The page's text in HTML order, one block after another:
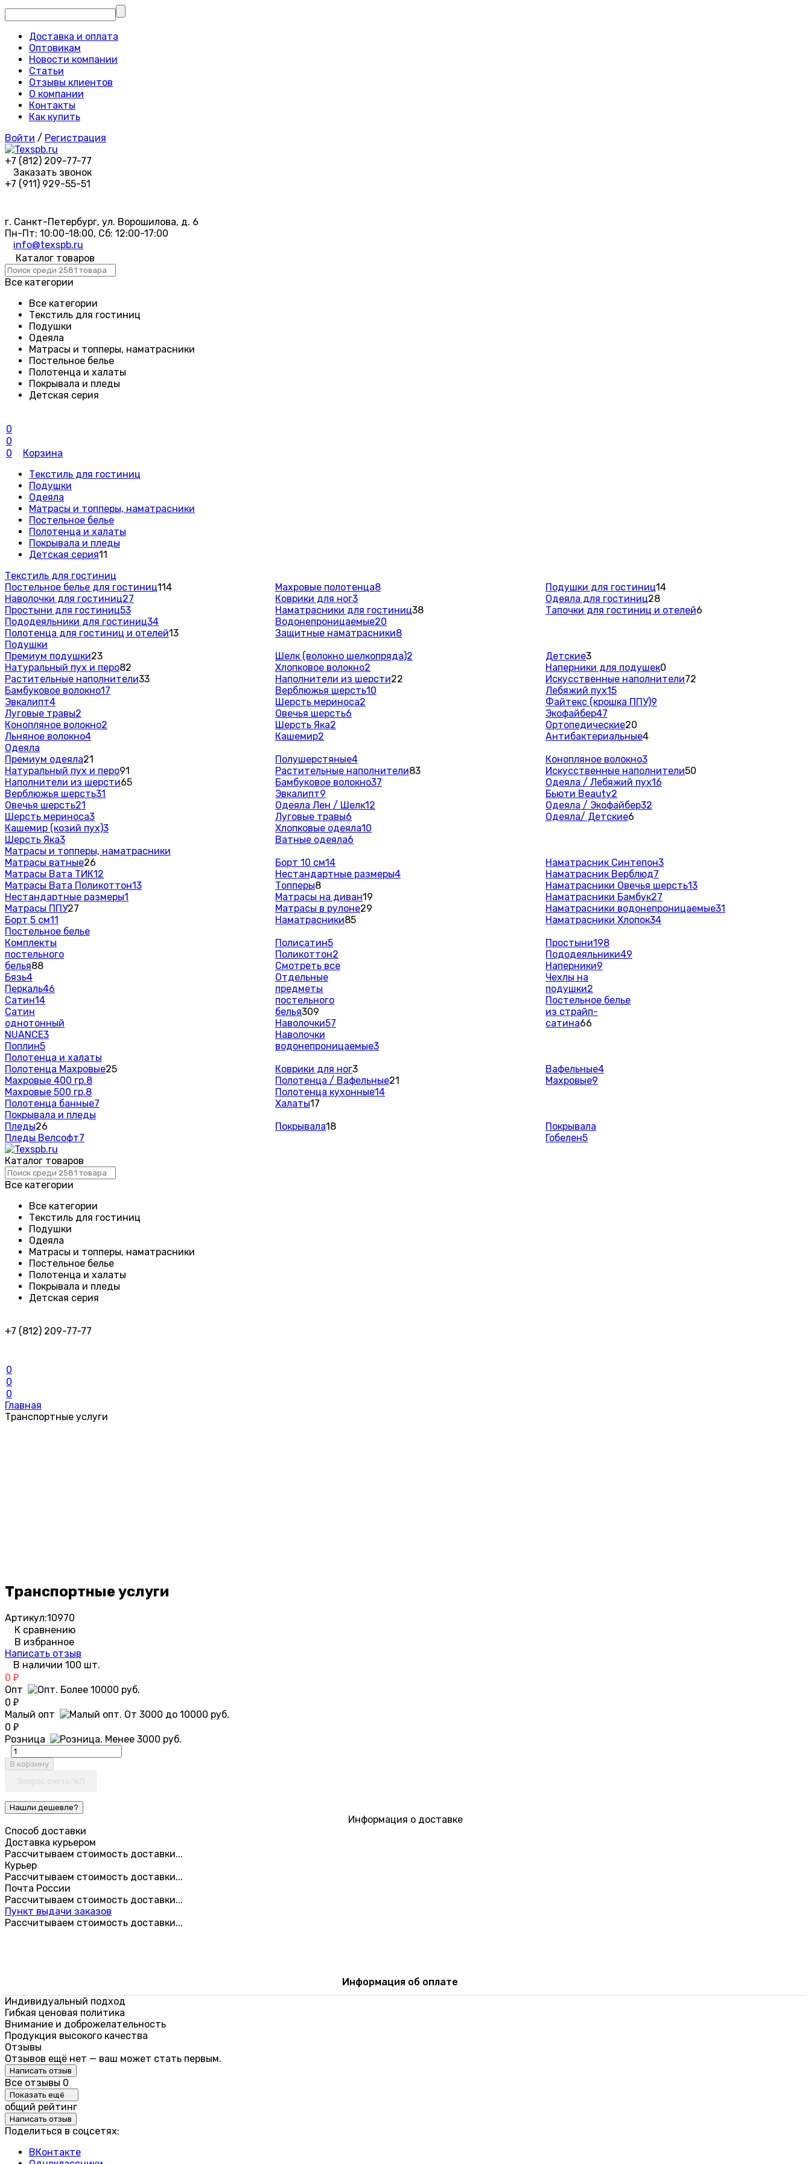
Доставка и оплата
Оптовикам
Новости компании
Статьи
Отзывы клиентов
О компании
Контакты
Как купить
Войти / Регистрация
+7 (812) 209-77-77
Заказать звонок
+7 (911) 929-55-51
г. Санкт-Петербург, ул. Ворошилова, д. 6
Пн-Пт: 10:00-18:00, Сб: 12:00-17:00
info@texspb.ru
Каталог товаров
Все категории
Все категории
Текстиль для гостиниц
Подушки
Одеяла
Матрасы и топперы, наматрасники
Постельное белье
Полотенца и халаты
Покрывала и пледы
Детская серия
0
0
0
Корзина
Текстиль для гостиниц
Подушки
Одеяла
Матрасы и топперы, наматрасники
Постельное белье
Полотенца и халаты
Покрывала и пледы
Детская серия11
Текстиль для гостиниц
Постельное белье для гостиниц114
Наволочки для гостиниц27
Простыни для гостиниц53
Пододеяльники для гостиниц34
Полотенца для гостиниц и отелей13
Махровые полотенца8
Коврики для ног3
Наматрасники для гостиниц38
Водонепроницаемые20
Защитные наматрасники8
Подушки для гостиниц14
Одеяла для гостиниц28
Тапочки для гостиниц и отелей6
Подушки
Премиум подушки23
Натуральный пух и перо82
Растительные наполнители33
Бамбуковое волокно17
Эвкалипт4
Луговые травы2
Конопляное волокно2
Льняное волокно4
Шелк (волокно шелкопряда)2
Хлопковое волокно2
Наполнители из шерсти22
Верблюжья шерсть10
Шерсть мериноса2
Овечья шерсть6
Шерсть Яка2
Кашемир2
Детские3
Наперники для подушек0
Искусственные наполнители72
Лебяжий пух15
Файтекс (крошка ППУ)9
Экофайбер47
Ортопедические20
Антибактериальные4
Одеяла
Премиум одеяла21
Натуральный пух и перо91
Наполнители из шерсти65
Верблюжья шерсть31
Овечья шерсть21
Шерсть мериноса3
Кашемир (козий пух)3
Шерсть Яка3
Полушерстяные4
Растительные наполнители83
Бамбуковое волокно37
Эвкалипт9
Одеяла Лен / Шелк12
Луговые травы6
Хлопковые одеяла10
Ватные одеяла6
Конопляное волокно3
Искусственные наполнители50
Одеяла / Лебяжий пух16
Бьюти Beauty2
Одеяла / Экофайбер32
Одеяла/ Детские6
Матрасы и топперы, наматрасники
Матрасы ватные26
Матрасы Вата ТИК12
Матрасы Вата Поликоттон13
Нестандартные размеры1
Матрасы ППУ27
Борт 5 см11
Борт 10 см14
Нестандартные размеры4
Топперы8
Матрасы на диван19
Матрасы в рулоне29
Наматрасники85
Наматрасник Синтепон3
Наматрасник Верблюд7
Наматрасники Овечья шерсть13
Наматрасники Бамбук27
Наматрасники водонепроницаемые31
Наматрасники Хлопок34
Постельное белье
Комплекты
постельного
белья88
Бязь4
Перкаль46
Сатин14
Сатин
однотонный
NUANCE3
Поплин5
Полисатин5
Поликоттон2
Смотреть все
Отдельные
предметы
постельного
белья309
Наволочки57
Наволочки
водонепроницаемые3
Простыни198
Пододеяльники49
Наперники9
Чехлы на
подушки2
Постельное белье
из страйп-
сатина66
Полотенца и халаты
Полотенца Махровые25
Махровые 400 гр.8
Махровые 500 гр.8
Полотенца банные7
Коврики для ног3
Полотенца / Вафельные21
Полотенца кухонные14
Халаты17
Вафельные4
Махровые9
Покрывала и пледы
Пледы26
Пледы Велсофт7
Покрывала18
Покрывала
Гобелен5
Каталог товаров
Все категории
Все категории
Текстиль для гостиниц
Подушки
Одеяла
Матрасы и топперы, наматрасники
Постельное белье
Полотенца и халаты
Покрывала и пледы
Детская серия
+7 (812) 209-77-77
0
0
0
Главная
Транспортные услуги
Транспортные услуги
Артикул:10970
К сравнению
В избранное
Написать отзыв
В наличии 100 шт.
0 ₽
Опт
0 ₽
Малый опт
0 ₽
Розница
В корзину
Информация о доставке
Способ доставки
Доставка курьером
Рассчитываем стоимость доставки...
Курьер
Рассчитываем стоимость доставки...
Почта России
Рассчитываем стоимость доставки...
Пункт выдачи заказов
Рассчитываем стоимость доставки...
Информация об оплате
Индивидуальный подход
Гибкая ценовая политика
Внимание и доброжелательность
Продукция высокого качества
Отзывы
Отзывов ещё нет — ваш может стать первым.
Написать отзыв
Все отзывы 0
Показать ещё
общий рейтинг
Написать отзыв
Поделиться в соцсетях:
ВКонтакте